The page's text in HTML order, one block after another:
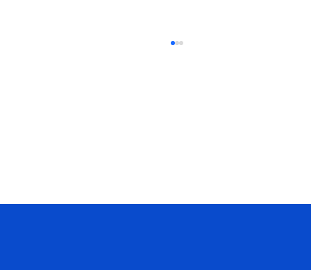
Disputa interna no Democracia Cristã